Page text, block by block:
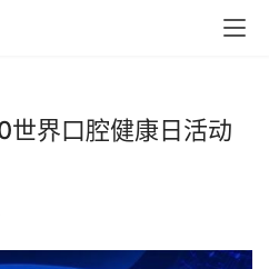
界口腔健康日活动